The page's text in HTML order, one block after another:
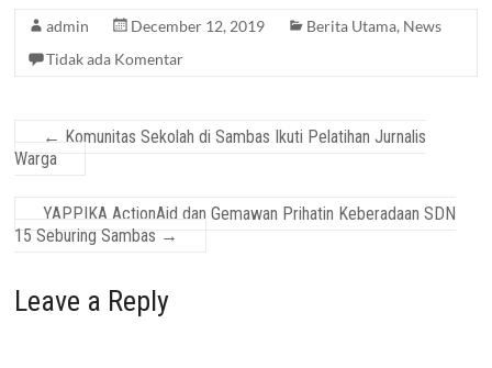
admin December 12, 2019 Berita Utama, News
Tidak ada Komentar
← Komunitas Sekolah di Sambas Ikuti Pelatihan Jurnalis
Warga
YAPPIKA ActionAid dan Gemawan Prihatin Keberadaan SDN
15 Seburing Sambas →
Leave a Reply